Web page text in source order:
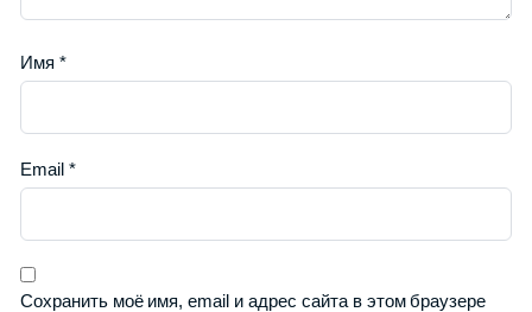
Имя *
Email *
Сохранить моё имя, email и адрес сайта в этом браузере